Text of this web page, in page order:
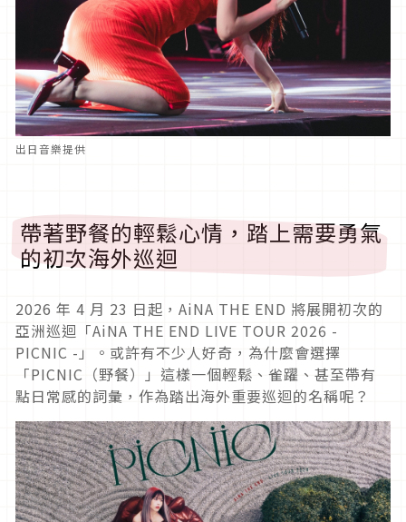
出日音樂提供
帶著野餐的輕鬆心情，踏上需要勇氣
的初次海外巡迴
2026 年 4 月 23 日起，AiNA THE END 將展開初次的
亞洲巡迴「AiNA THE END LIVE TOUR 2026 -
PICNIC -」。或許有不少人好奇，為什麼會選擇
「PICNIC（野餐）」這樣一個輕鬆、雀躍、甚至帶有
點日常感的詞彙，作為踏出海外重要巡迴的名稱呢？